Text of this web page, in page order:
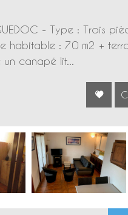
- Type : Trois
habitable : 70 m2 +
canapé lit...